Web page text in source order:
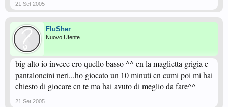
21 Set 2005
FluSher
Nuovo Utente
big alto io invece ero quello basso ^^ cn la maglietta grigia e
pantaloncini neri...ho giocato un 10 minuti cn cumi poi mi hai
chiesto di giocare cn te ma hai avuto di meglio da fare^^
21 Set 2005